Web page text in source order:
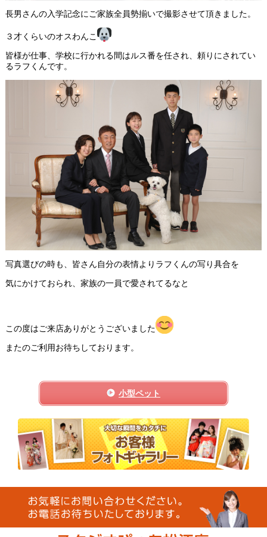
長男さんの入学記念にご家族全員勢揃いで撮影させて頂きました。
３才くらいのオスわんこ
皆様が仕事、学校に行かれる間はルス番を任され、頼りにされてい
るラフくんです。
写真選びの時も、皆さん自分の表情よりラフくんの写り具合を
気にかけておられ、家族の一員で愛されてるなと
この度はご来店ありがとうございました
またのご利用お待ちしております。
小型ペット